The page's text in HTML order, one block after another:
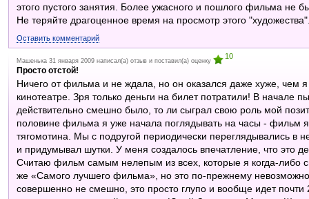
этого пустого занятия. Более ужасного и пошлого фильма не
Не теряйте драгоценное время на просмотр этого
Оставить комментарий
Машенька 31 января 2009 написал(а) отзыв и поставил(а) оценку
10
Просто отстой!
Ничего от фильма и не ждала, но он оказался даже хуже, чем
кинотеатре. Зря только деньги на билет потратили! В начале
действительно смешно было, то ли сыграл свою роль мой
половине фильма я уже начала поглядывать на часы - фильм
тягомотина. Мы с подругой периодически переглядывались в
и придумывал шутки. У меня создалось впечатление, что это
Считаю фильм самым нелепым из всех, которые я когда-либо
же «Самого лучшего фильма», но это по-прежнему невозможно
совершенно не смешно, это просто глупо и вообще идет почти